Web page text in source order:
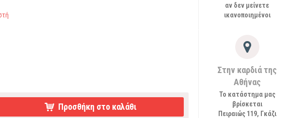
αν δεν μείνετε
ικανοποιημένοι
Στην καρδιά της
Αθήνας
Το κατάστημα μας
βρίσκεται
Πειραιώς 119, Γκάζι
Προσθήκη στο καλάθι